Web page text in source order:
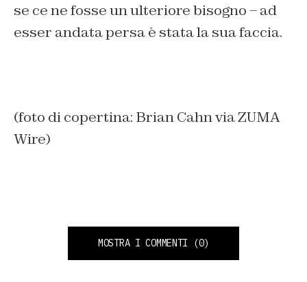
se ce ne fosse un ulteriore bisogno – ad
esser andata persa è stata la sua faccia.
(foto di copertina: Brian Cahn via ZUMA
Wire)
MOSTRA I COMMENTI (0)